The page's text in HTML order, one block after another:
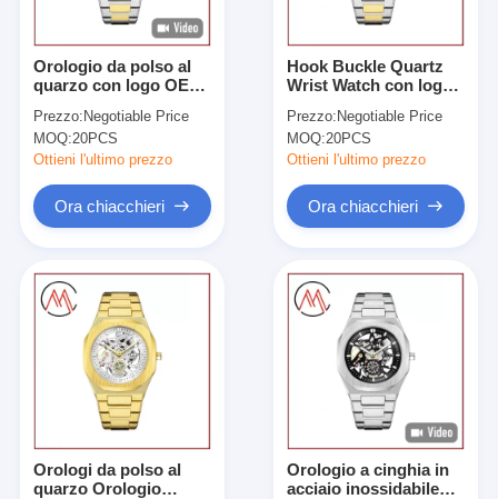
Orologio da polso al
quarzo con logo OEM
cinturino in acciaio
inossidabile
Prezzo: Negotiable Price
MOQ:20PCS
Ottieni l'ultimo prezzo
Ora chiacchieri
Hook Buckle Quartz
Wrist Watch con logo
Prezzo: Negotiable Price
MOQ:20PCS
Ottieni l'ultimo prezzo
Ora chiacchieri
Orologi da polso al
quarzo Orologio
Orologio a cinghia in
acciaio inossidabile